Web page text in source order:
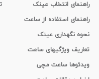
راهنمای انتخاب عینک
راهنمای استفاده از ساعت
نحوه نگهداری عینک
تعاریف ویژگیهای ساعت
ویدئوها ساعت مچی